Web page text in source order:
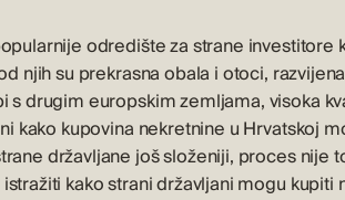
odredište za strane investitore
njih su prekrasna obala i otoci,
drugim europskim zemljama, visoka
kako kupovina nekretnine u Hrvatskoj
državljane još složeniji, proces nije
kako strani državljani mogu kupiti